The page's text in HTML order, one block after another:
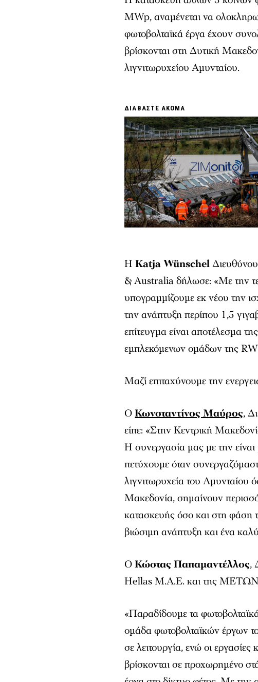
MWp, αναμένεται να
φωτοβολταϊκά έργα έχουν
βρίσκονται στη Δυτική
λιγνιτωρυχείου Αμυνταίου.
ΔΙΑΒΑΣΤΕ ΑΚΟΜΑ
ΗKatja Wünschel
& Australia δήλωσε: «Με την
υπογραμμίζουμε εκ νέου την
την ανάπτυξη περίπου 1,5
επίτευγμα είναι αποτέλεσμα
εμπλεκόμενων ομάδων της
Μαζί επιταχύνουμε την
ΟΚωνσταντίνος Μαύρος,
είπε: «Στην Κεντρική
Η συνεργασία μας με την είναι
πετύχουμε όταν
λιγνιτωρυχεία του Αμυνταίου
Μακεδονία, σημαίνουν
κατασκευής όσο και στη φάση
βιώσιμη ανάπτυξη και ένα
ΟΚώστας Παπαμαντέλλος,
Hellas Μ.Α.Ε. και της
«Παραδίδουμε τα
ομάδα φωτοβολταϊκών έργων
σε λειτουργία, ενώ οι
βρίσκονται σε προχωρημένο